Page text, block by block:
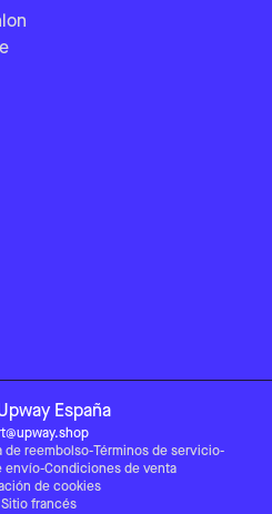
España
de reembolso-Términos de servicio-
envío-Condiciones de venta
de cookies
Sitio francés